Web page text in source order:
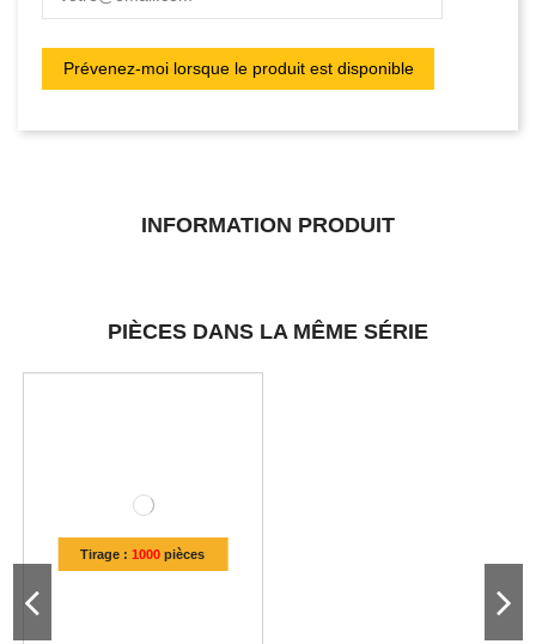
INFORMATION PRODUIT
PIÈCES DANS LA MÊME SÉRIE
Tirage :1000 pièces